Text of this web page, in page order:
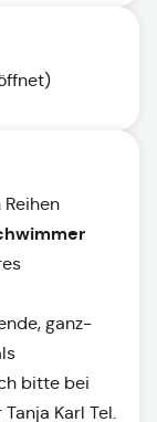
ganz-
bitte bei
Karl Tel.